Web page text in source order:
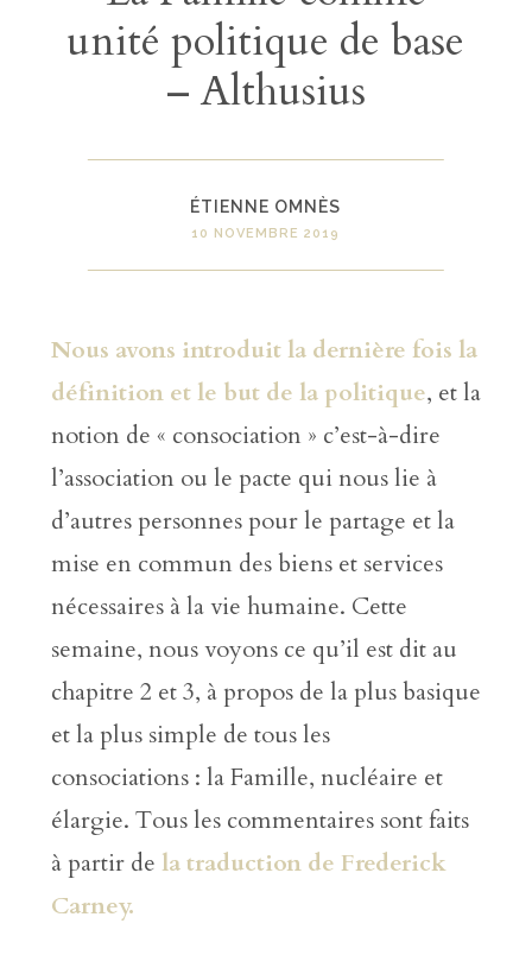
unité politique de base
– Althusius
ÉTIENNE OMNÈS
10 NOVEMBRE 2019
Nous avons introduit la dernière fois la
définition et le but de la politique, et la
notion de « consociation » c’est-à-dire
l’association ou le pacte qui nous lie à
d’autres personnes pour le partage et la
mise en commun des biens et services
nécessaires à la vie humaine. Cette
semaine, nous voyons ce qu’il est dit au
chapitre 2 et 3, à propos de la plus basique
et la plus simple de tous les
consociations : la Famille, nucléaire et
élargie. Tous les commentaires sont faits
à partir de la traduction de Frederick
Carney.